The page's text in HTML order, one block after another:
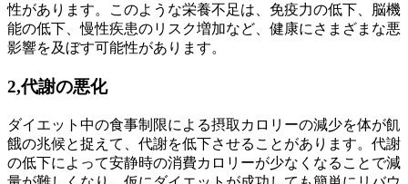
性があります。このような栄養不足は、免疫力の低下、脳機
能の低下、慢性疾患のリスク増加など、健康にさまざまな悪
影響を及ぼす可能性があります。
2,代謝の悪化
ダイエット中の食事制限による摂取カロリーの減少を体が飢
餓の兆候と捉えて、代謝を低下させることがあります。代謝
の低下によって安静時の消費カロリーが少なくなることで減